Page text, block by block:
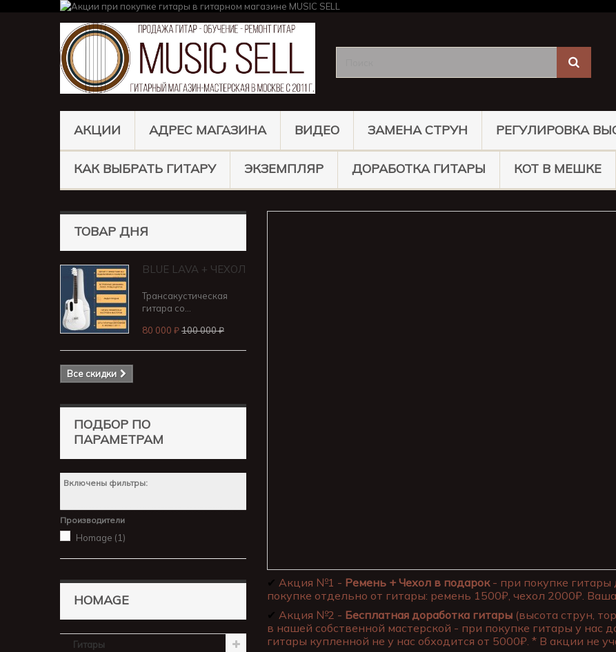
АКЦИИ АДРЕС МАГАЗИНА ВИДЕО ЗАМЕНА СТРУН РЕГУЛИРОВКА
КАК ВЫБРАТЬ ГИТАРУ ЭКЗЕМПЛЯР ДОРАБОТКА ГИТАРЫ КОТ В МЕШКЕ
ТОВАР ДНЯ
BLUE LAVA + ЧЕХОЛ
Трансакустическая
гитара со...
80 000 ₽100 000 ₽
Все скидки
ПОДБОР ПО
ПАРАМЕТРАМ
Включены фильтры:
Производители
Homage (1)
HOMAGE
Гитары
✔ Акция №1 - Ремень + Чехол в подарок- при покупке гитары
покупке отдельно от гитары: ремень 1500₽, чехол 2000₽.
✔ Акция №2 - Бесплатная доработка гитары (высота струн,
в нашей собственной мастерской - при покупке гитары у нас
гитары купленной не у нас обходится от 5000₽. * В акции не